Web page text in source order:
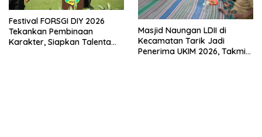
Festival FORSGI DIY 2026
Tekankan Pembinaan
Karakter, Siapkan Talenta
Masjid Naungan LDII di
Kecamatan Tarik Jadi
Penerima UKIM 2026, Takmir